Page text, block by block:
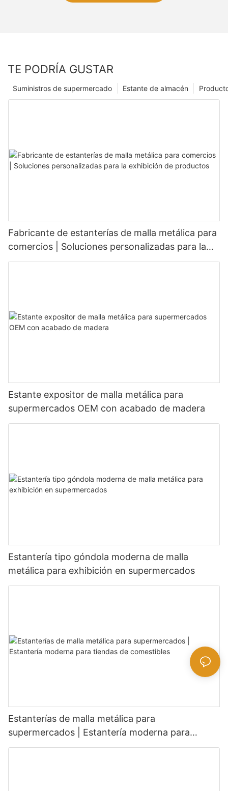
TE PODRÍA GUSTAR
Estante de almacén
Suministros de supermercado
Fabricante de estanterías de malla metálica para
comercios | Soluciones personalizadas para la
exhibición de productos
Estante expositor de malla metálica para
supermercados OEM con acabado de madera
Estantería tipo góndola moderna de malla
metálica para exhibición en supermercados
Estanterías de malla metálica para
supermercados | Estantería moderna para
tiendas de comestibles